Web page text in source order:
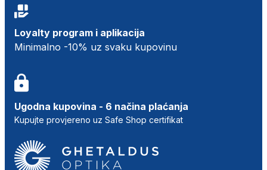
Loyalty program i aplikacija
Minimalno -10% uz svaku kupovinu
Ugodna kupovina - 6 načina plaćanja
Kupujte provjereno uz Safe Shop certifikat